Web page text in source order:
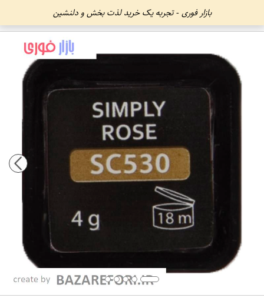
بازار فوری - تجربه یک خرید لذت بخش و دلنشین